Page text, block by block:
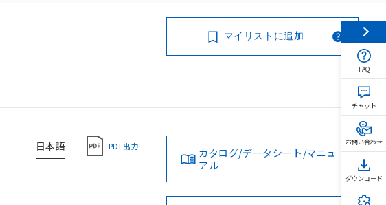
マイリストに追加
日本語 PDF出力
カタログ/データシート/マニュ
アル
FAQ
チャット
お問い合わせ
ダウンロード